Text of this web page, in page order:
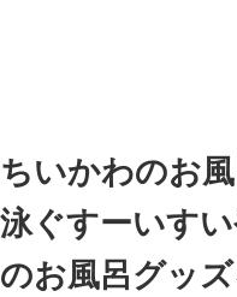
ちいかわのお
泳ぐすーいす
のお風呂グッ